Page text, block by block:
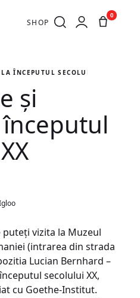
SHOP
0
ÎNCEPUTUL SECOLULUI XX
şi
puteţi vizita la Muzeul
(intrarea din strada
Lucian Bernhard –
secolului XX,
cu Goethe-Institut.